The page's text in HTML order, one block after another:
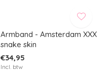
Armband - Amsterdam XXX
snake skin
€34,95
Incl. btw